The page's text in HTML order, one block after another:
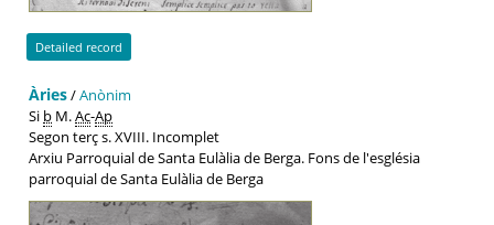
Detailed record
Àries/Anònim
Si b M.Ac-Ap
Segon terç s. XVIII. Incomplet
Arxiu Parroquial de Santa Eulàlia de Berga. Fons de l'església
parroquial de Santa Eulàlia de Berga